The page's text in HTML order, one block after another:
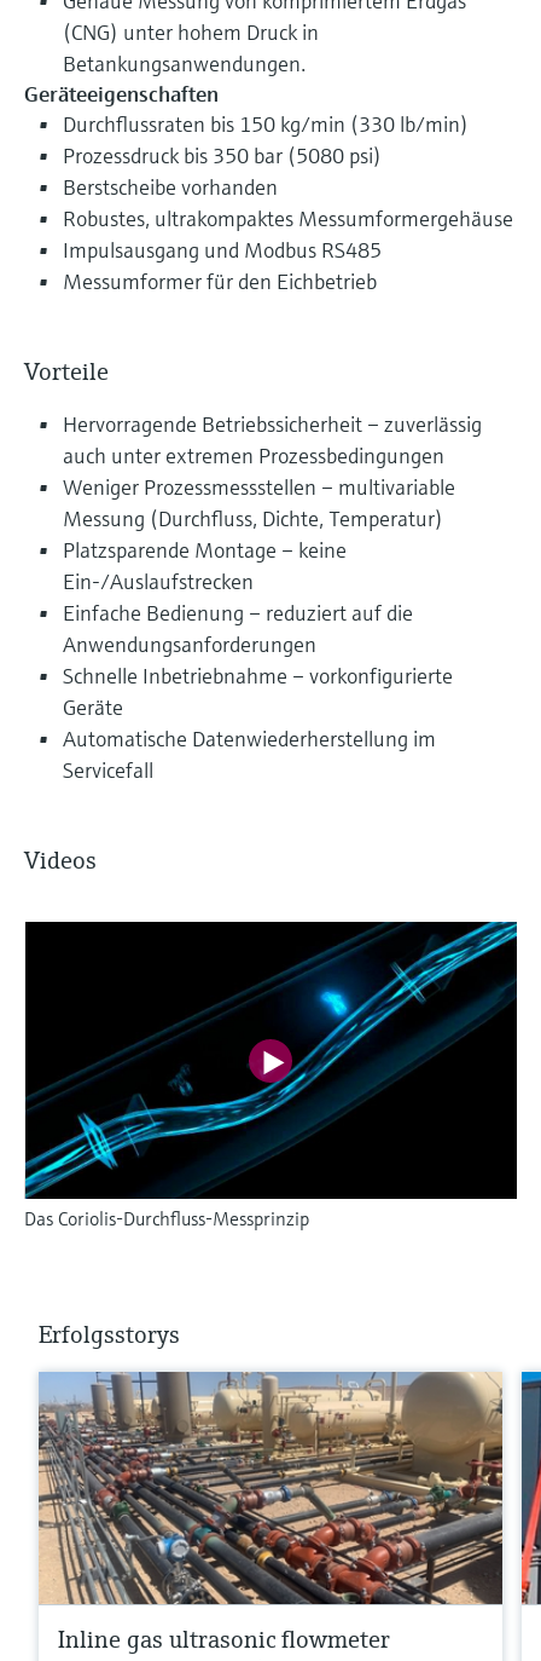
(CNG) unter hohem Druck in
Betankungsanwendungen.
Geräteeigenschaften
Durchflussraten bis 150 kg/min (330 lb/min)
Prozessdruck bis 350 bar (5080 psi)
Berstscheibe vorhanden
Robustes, ultrakompaktes Messumformergehäuse
Impulsausgang und Modbus RS485
Messumformer für den Eichbetrieb
Vorteile
Hervorragende Betriebssicherheit – zuverlässig
auch unter extremen Prozessbedingungen
Weniger Prozessmessstellen – multivariable
Messung (Durchfluss, Dichte, Temperatur)
Platzsparende Montage – keine
Ein-/Auslaufstrecken
Einfache Bedienung – reduziert auf die
Anwendungsanforderungen
Schnelle Inbetriebnahme – vorkonfigurierte
Geräte
Automatische Datenwiederherstellung im
Servicefall
Videos
Das Coriolis-Durchfluss-Messprinzip
Erfolgsstorys
Inline gas ultrasonic flowmeter